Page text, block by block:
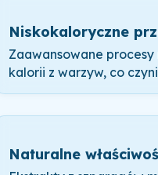
Niskokaloryczne
Zaawansowane
kalorii z warzyw, co
Naturalne